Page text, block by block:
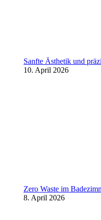
Sanfte Ästhetik und
10. April 2026
Zero Waste im
8. April 2026